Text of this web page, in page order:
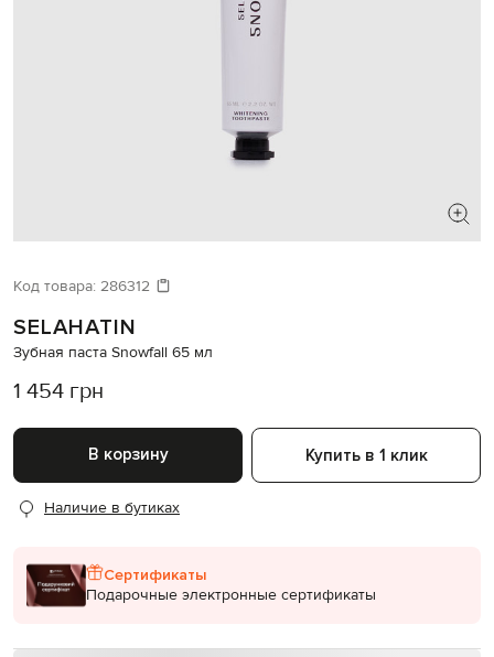
Код товара: 286312
SELAHATIN
Зубная паста Snowfall 65 мл
1 454 грн
В корзину Купить в 1 клик
Наличие в бутиках
Сертификаты
Подарочные электронные сертификаты